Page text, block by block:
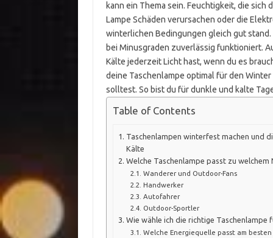
kann ein Thema sein. Feuchtigkeit, die
Lampe Schäden verursachen oder die
winterlichen Bedingungen gleich gut stand.
bei Minusgraden zuverlässig funktioniert.
Kälte jederzeit Licht hast, wenn du es
deine Taschenlampe optimal für den
solltest. So bist du für dunkle und kalte
Table of Contents
Taschenlampen winterfest machen und
Kälte
Welche Taschenlampe passt zu welchem
Wanderer und Outdoor-Fans
Handwerker
Autofahrer
Outdoor-Sportler
Wie wähle ich die richtige Taschenlampe
Welche Energiequelle passt am besten